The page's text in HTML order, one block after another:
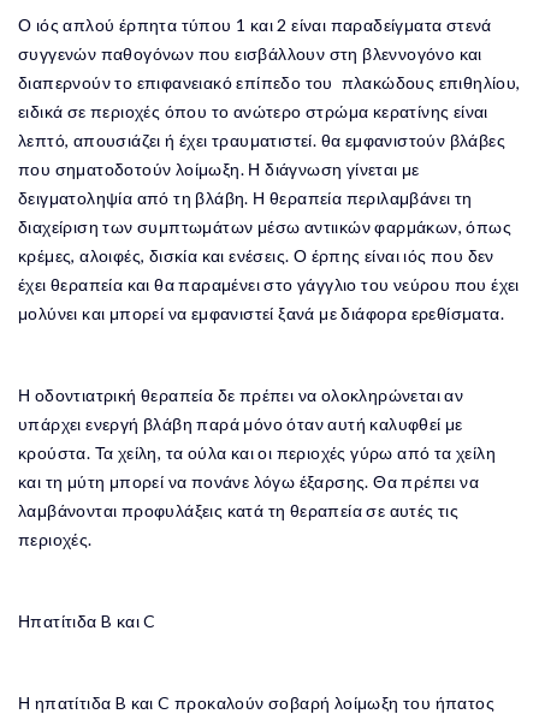
Ο ιός απλού έρπητα τύπου 1 και 2 είναι παραδείγματα στενά
συγγενών παθογόνων που εισβάλλουν στη βλεννογόνο και
διαπερνούν το επιφανειακό επίπεδο του πλακώδους επιθηλίου,
ειδικά σε περιοχές όπου το ανώτερο στρώμα κερατίνης είναι
λεπτό, απουσιάζει ή έχει τραυματιστεί. θα εμφανιστούν βλάβες
που σηματοδοτούν λοίμωξη. Η διάγνωση γίνεται με
δειγματοληψία από τη βλάβη. Η θεραπεία περιλαμβάνει τη
διαχείριση των συμπτωμάτων μέσω αντιικών φαρμάκων, όπως
κρέμες, αλοιφές, δισκία και ενέσεις. Ο έρπης είναι ιός που δεν
έχει θεραπεία και θα παραμένει στο γάγγλιο του νεύρου που έχει
μολύνει και μπορεί να εμφανιστεί ξανά με διάφορα ερεθίσματα.
Η οδοντιατρική θεραπεία δε πρέπει να ολοκληρώνεται αν
υπάρχει ενεργή βλάβη παρά μόνο όταν αυτή καλυφθεί με
κρούστα. Τα χείλη, τα ούλα και οι περιοχές γύρω από τα χείλη
και τη μύτη μπορεί να πονάνε λόγω έξαρσης. Θα πρέπει να
λαμβάνονται προφυλάξεις κατά τη θεραπεία σε αυτές τις
περιοχές.
Ηπατίτιδα B και C
Η ηπατίτιδα B και C προκαλούν σοβαρή λοίμωξη του ήπατος